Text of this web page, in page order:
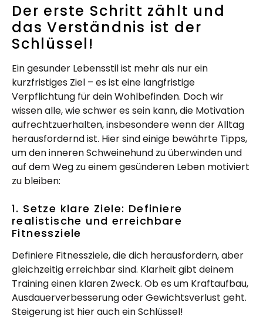
Der erste Schritt zählt und
das Verständnis ist der
Schlüssel!
Ein gesunder Lebensstil ist mehr als nur ein
kurzfristiges Ziel – es ist eine langfristige
Verpflichtung für dein Wohlbefinden. Doch wir
wissen alle, wie schwer es sein kann, die Motivation
aufrechtzuerhalten, insbesondere wenn der Alltag
herausfordernd ist. Hier sind einige bewährte Tipps,
um den inneren Schweinehund zu überwinden und
auf dem Weg zu einem gesünderen Leben motiviert
zu bleiben:
1. Setze klare Ziele: Definiere
realistische und erreichbare
Fitnessziele
Definiere Fitnessziele, die dich herausfordern, aber
gleichzeitig erreichbar sind. Klarheit gibt deinem
Training einen klaren Zweck. Ob es um Kraftaufbau,
Ausdauerverbesserung oder Gewichtsverlust geht.
Steigerung ist hier auch ein Schlüssel!